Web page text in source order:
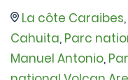
La côte Caraibes,
Cahuita, Parc
Manuel Antonio,